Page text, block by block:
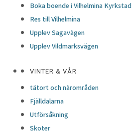
Boka boende i Vilhelmina Kyrkstad
Res till Vilhelmina
Upplev Sagavägen
Upplev Vildmarksvägen
VINTER & VÅR
tätort och närområden
Fjälldalarna
Utförsåkning
Skoter